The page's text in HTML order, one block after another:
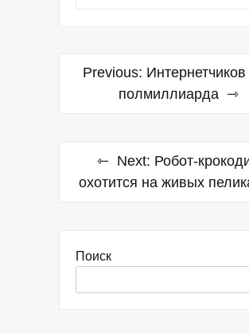
Навигация
Previous:
полмиллиарда
Next: Робот-
охотится на живых
Поиск